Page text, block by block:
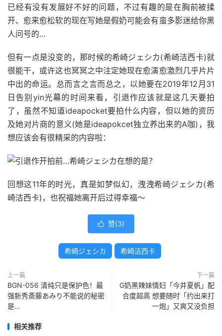
已经有没有发展好不好的问题，不过有趣的是在胸前被揉
开、愈来愈松软的现在写她是假奶可能会有蛮多影迷给你黑
人问号的…
但有一点是没变的，那时候的希崎ジェシカ(希崎洁西卡)就
很能干，或许这也冥冥之中注定她现在愈演愈激烈几乎片片
中出的命运。总而言之言而总之，以她要在2019年12月31
日告别yin光幕的时间来看，引退作应该就是这几天要拍
了，虽然不知道ideapocket要拍什么内容，但以她的资历
及她对片商的意义(她是ideapokcet独立养出来的A咖)，我
想应该会有很精采的内容啦：
回想这11年的时光，真是如梦似幻，洩洩希崎ジェシカ(希
崎洁西卡)，也祝福她离开后过得幸福～
 赞(3)
希崎ジェシカ 希崎洁西卡
上一篇
BGN-056 清纯只是保护色！最
强新秀斎藤あみり不能说的秘密
是…
下一篇
G奶黑辣妹情妇「今井夏帆」配
合度超高 想要随时「约出来打
一炮」又爽又没负担
相关推荐